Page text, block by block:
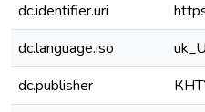
dc.identifier.uri
dc.language.iso
dc.publisher